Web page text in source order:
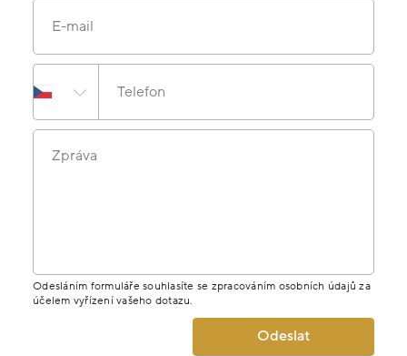
E-mail
Telefon
Zpráva
Odesláním formuláře souhlasíte se zpracováním osobních údajů za
účelem vyřízení vašeho dotazu.
Odeslat